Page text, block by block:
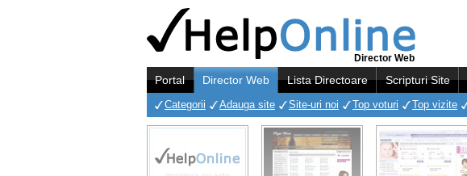
Director Web
Portal Director Web Lista Directoare Scripturi Site
Categorii Adauga site Site-uri noi Top voturi Top vizite